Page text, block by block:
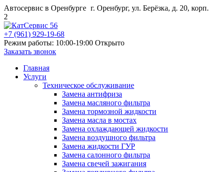
Автосервис в Оренбурге г. Оренбург, ул. Берёзка, д. 20, корп.
2
+7 (961) 929-19-68
Режим работы: 10:00-19:00 Открыто
Заказать звонок
Главная
Услуги
Техническое обслуживание
Замена антифриза
Замена масляного фильтра
Замена тормозной жидкости
Замена масла в мостах
Замена охлаждающей жидкости
Замена воздушного фильтра
Замена жидкости ГУР
Замена салонного фильтра
Замена свечей зажигания